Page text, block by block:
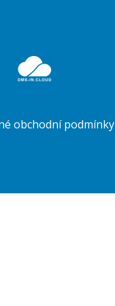
obchodní podmínky